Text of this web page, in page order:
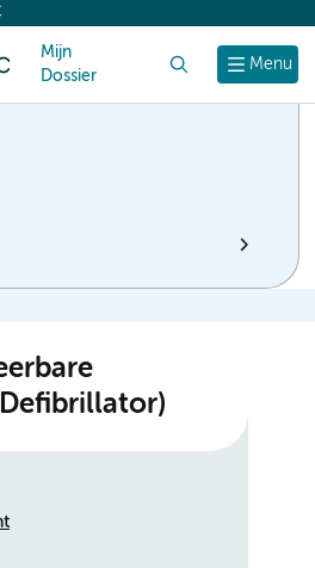
Menu
Mijn
Dossier